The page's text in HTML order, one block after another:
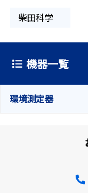
柴田科学
機器一覧
環境測定器